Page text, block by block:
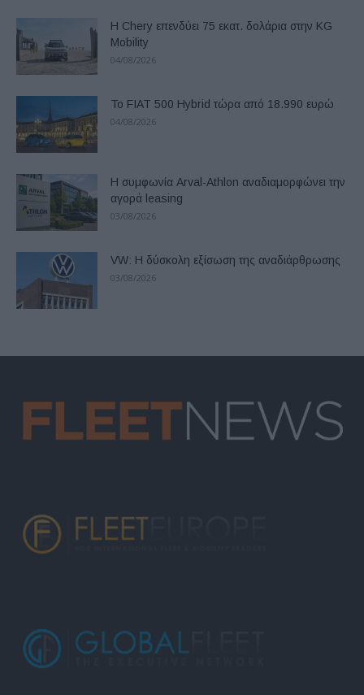
Η Chery επενδύει 75 εκατ. δολάρια στην KG
Mobility
04/08/2026
Το FIAT 500 Hybrid τώρα από 18.990 ευρώ
04/08/2026
Η συμφωνία Arval-Athlon αναδιαμορφώνει την
αγορά leasing
03/08/2026
VW: Η δύσκολη εξίσωση της αναδιάρθρωσης
03/08/2026